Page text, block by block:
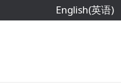
English(英语)